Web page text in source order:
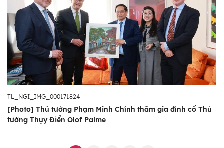
TL_NGI_IMG_000171824
[Photo] Thủ tướng Phạm Minh Chính thăm gia đình cố Thủ
tướng Thụy Điển Olof Palme